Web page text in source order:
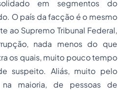
em segmentos do
O país da facção é o mesmo
ao Supremo Tribunal Federal,
nada menos do que
os quais, muito pouco tempo
suspeito. Aliás, muito pelo
na maioria, de pessoas de